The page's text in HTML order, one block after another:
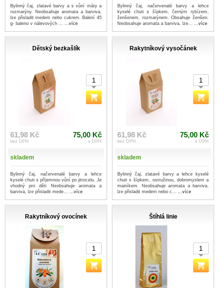
Bylinný čaj, zlatavé barvy a s vůní máty a
rozmarýny. Neobsahuje aromata a barviva,
lze přisladit medem nebo cukrem. Balení 45
g- baleno v nálevových ... ...více
Bylinný čaj, načervenalé barvy a lehce
kyselé chuti s šípkem, černým rybízem,
ženšenem, rozmarýnem. Obsahuje ženšen.
Neobsahuje aromata a barviva, lze... ...více
Dětský bezkašlík
61,98 Kč
bez DPH
75,00 Kč
s DPH
skladem
Bylinný čaj, načervenalé barvy a lehce
kyselé chuti s příjemnou vůní po jitrocelu. Je
vhodný pro děti Neobsahuje aromata a
barviva, lze přisladit mede... ...více
Rakytníkový vysočánek
61,98 Kč
bez DPH
75,00 Kč
s DPH
skladem
Bylinný čaj, zlatavé barvy a lehce kyselé
chuti s šípkem, ostružinou, dobromyslem a
mainíkem. Neobsahuje aromata a barviva,
lze přisladit medem nebo c... ...více
Rakytníkový ovocínek Štíhlá linie